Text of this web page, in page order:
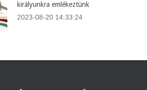
királyunkra emlékeztünk
2023-08-20 14:33:24